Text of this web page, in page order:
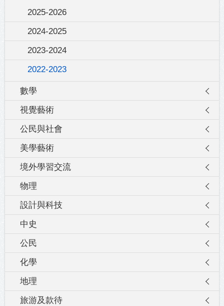
2025-2026
2024-2025
2023-2024
2022-2023
數學
視覺藝術
公民與社會
美學藝術
境外學習交流
物理
設計與科技
中史
公民
化學
地理
旅游及款待